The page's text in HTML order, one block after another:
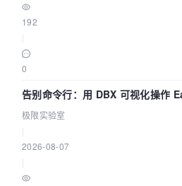
192
0
告别命令行：用 DBX 可视化操作
极限实验室
2026-08-07